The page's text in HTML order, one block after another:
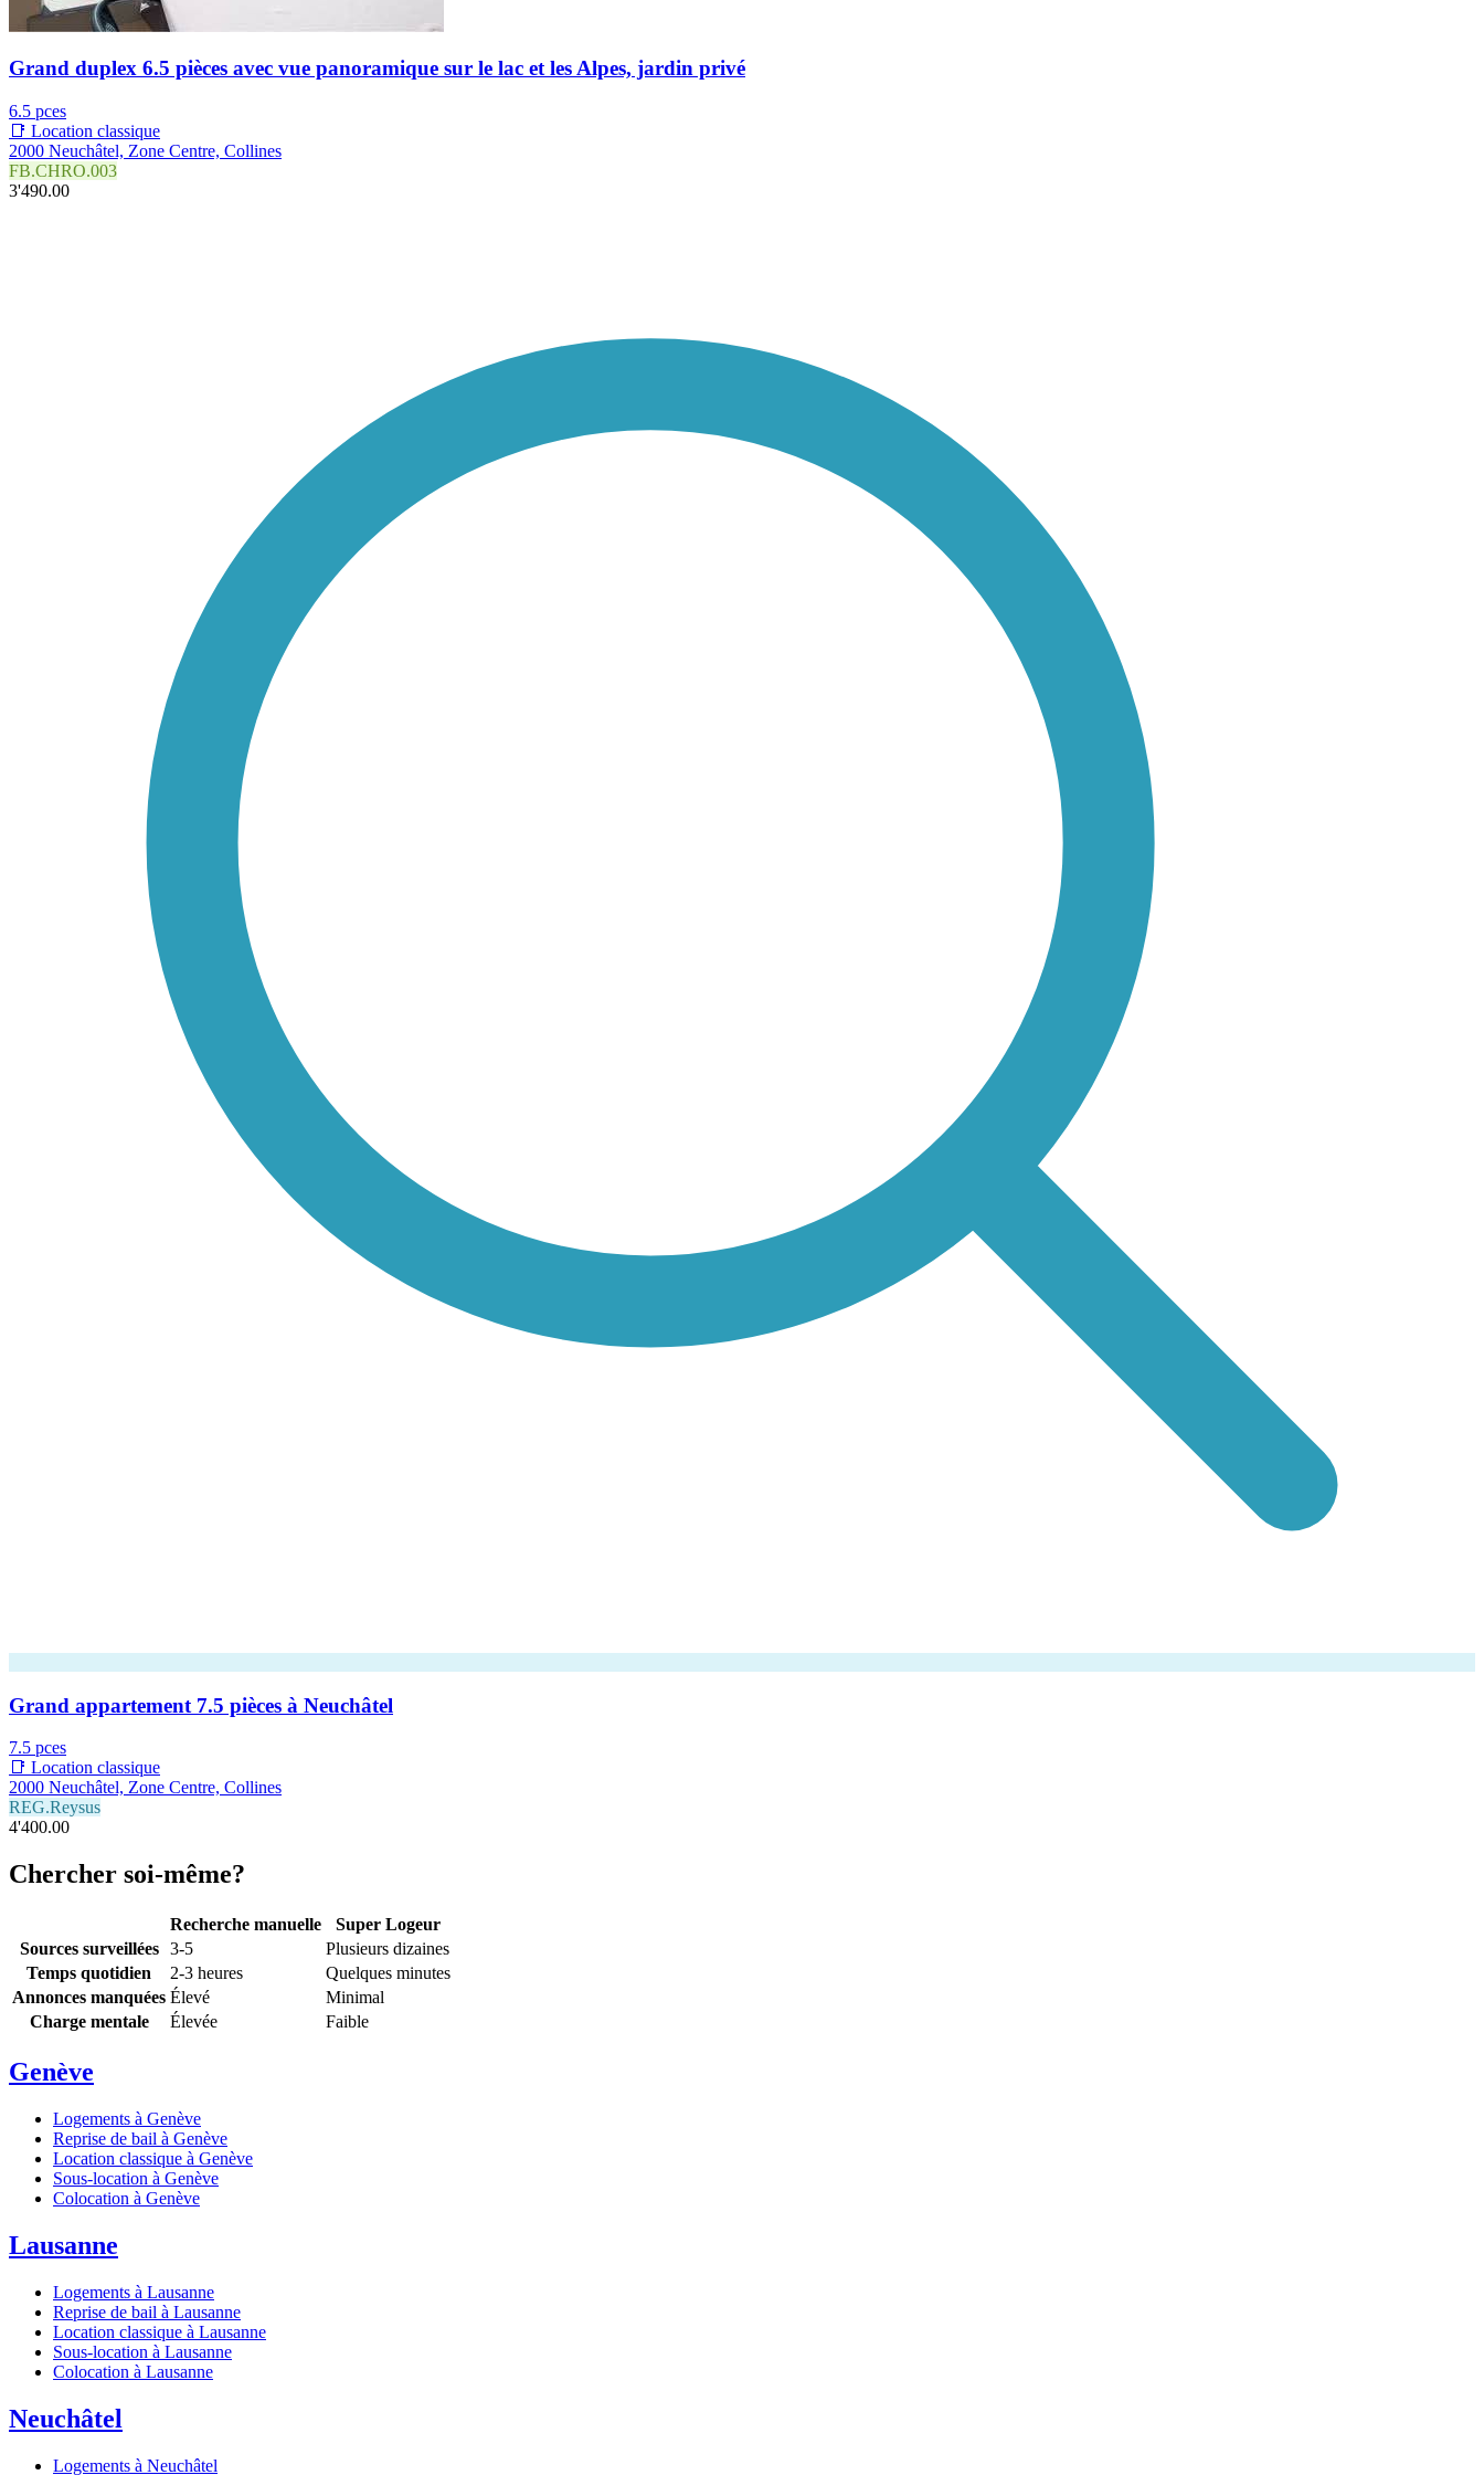
Grand duplex 6.5 pièces avec vue panoramique sur le lac et les Alpes, jardin privé
6.5 pces
📑 Location classique
2000 Neuchâtel, Zone Centre, Collines
FB.CHRO.003
3'490.00
Grand appartement 7.5 pièces à Neuchâtel
7.5 pces
📑 Location classique
2000 Neuchâtel, Zone Centre, Collines
REG.Reysus
4'400.00
Chercher soi-même?
Recherche manuelle
Super Logeur
Sources surveillées
3-5
Plusieurs dizaines
Temps quotidien
2-3 heures
Quelques minutes
Annonces manquées Élevé
Minimal
Charge mentale
Élevée Faible
Genève
Logements à Genève
Reprise de bail à Genève
Location classique à Genève
Sous-location à Genève
Colocation à Genève
Lausanne
Logements à Lausanne
Reprise de bail à Lausanne
Location classique à Lausanne
Sous-location à Lausanne
Colocation à Lausanne
Neuchâtel
Logements à Neuchâtel